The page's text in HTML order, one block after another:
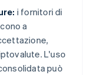
i fornitori di
a
L'uso
può